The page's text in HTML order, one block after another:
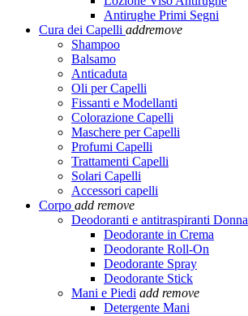
Antirughe Primi Segni
Cura dei Capelli addremove
Shampoo
Balsamo
Anticaduta
Oli per Capelli
Fissanti e Modellanti
Colorazione Capelli
Maschere per Capelli
Profumi Capelli
Trattamenti Capelli
Solari Capelli
Accessori capelli
Corpo add remove
Deodoranti e antitraspiranti Donna
Deodorante in Crema
Deodorante Roll-On
Deodorante Spray
Deodorante Stick
Mani e Piedi add remove
Detergente Mani